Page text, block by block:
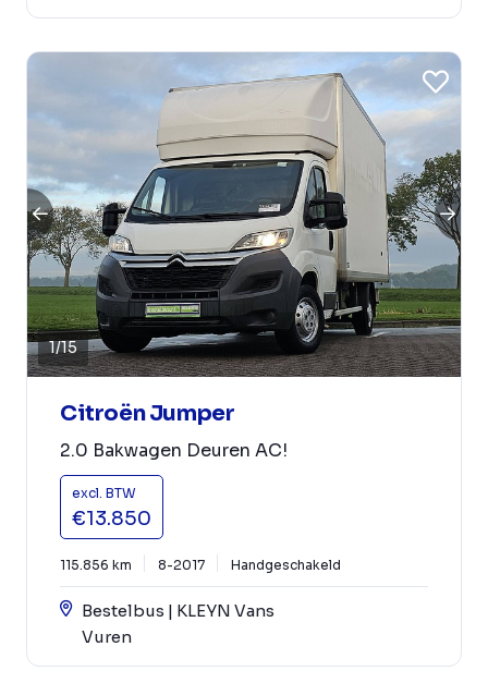
1/15
Citroën Jumper
2.0 Bakwagen Deuren AC!
excl. BTW
€13.850
115.856 km 8-2017 Handgeschakeld
Bestelbus | KLEYN Vans
Vuren